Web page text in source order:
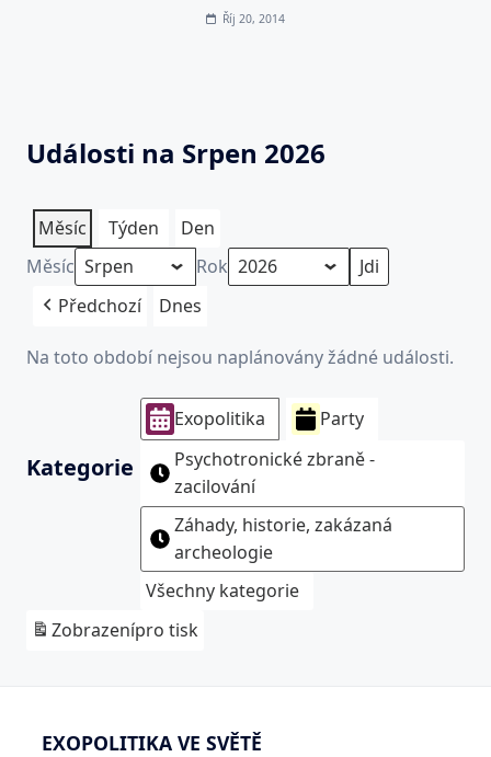
Říj 20, 2014
Události na Srpen 2026
Měsíc Týden
Den
Měsíc
Rok
Předchozí
Dnes
Na toto období nejsou naplánovány žádné události.
Kategorie
Exopolitika
Party
Psychotronické zbraně -
zacilování
Záhady, historie, zakázaná
archeologie
Všechny kategorie
Zobrazenípro tisk
EXOPOLITIKA VE SVĚTĚ